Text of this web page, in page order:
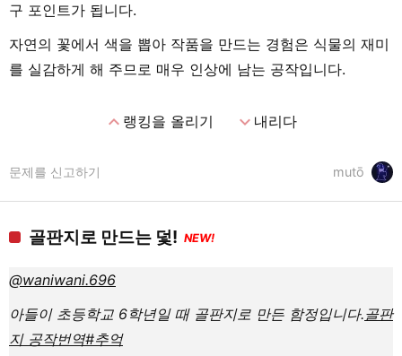
구 포인트가 됩니다.
자연의 꽃에서 색을 뽑아 작품을 만드는 경험은 식물의 재미
를 실감하게 해 주므로 매우 인상에 남는 공작입니다.
expand_less랭킹을 올리기 expand_more내리다
mutō
문제를 신고하기
골판지로 만드는 덫! NEW!
@waniwani.696
아들이 초등학교 6학년일 때 골판지로 만든 함정입니다.골판
지 공작번역#추억